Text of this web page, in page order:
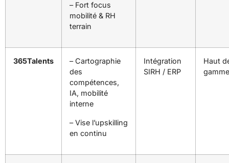
– Fort focus
mobilité & RH
terrain
365Talents
– Cartographie
des
compétences,
IA, mobilité
interne
– Vise l’upskilling
en continu
Intégration
SIRH / ERP
Haut
gamme